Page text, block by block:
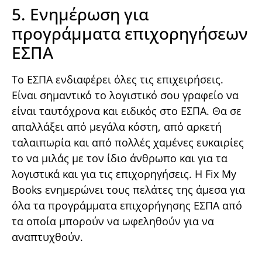
5. Ενημέρωση για
προγράμματα επιχορηγήσεων
ΕΣΠΑ
Το ΕΣΠΑ ενδιαφέρει όλες τις επιχειρήσεις.
Είναι σημαντικό το λογιστικό σου γραφείο να
είναι ταυτόχρονα και ειδικός στο ΕΣΠΑ. Θα σε
απαλλάξει από μεγάλα κόστη, από αρκετή
ταλαιπωρία και από πολλές χαμένες ευκαιρίες
το να μιλάς με τον ίδιο άνθρωπο και για τα
λογιστικά και για τις επιχορηγήσεις. Η Fix My
Books ενημερώνει τους πελάτες της άμεσα για
όλα τα προγράμματα επιχορήγησης ΕΣΠΑ από
τα οποία μπορούν να ωφεληθούν για να
αναπτυχθούν.